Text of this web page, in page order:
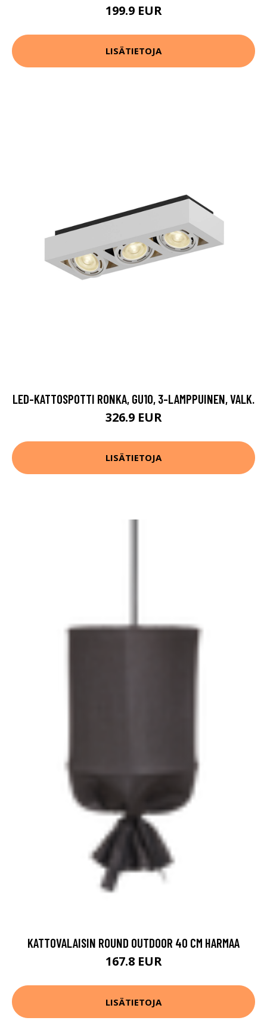
199.9 EUR
LISÄTIETOJA
LED-KATTOSPOTTI RONKA, GU10, 3-LAMPPUINEN, VALK.
326.9 EUR
LISÄTIETOJA
KATTOVALAISIN ROUND OUTDOOR 40 CM HARMAA
167.8 EUR
LISÄTIETOJA